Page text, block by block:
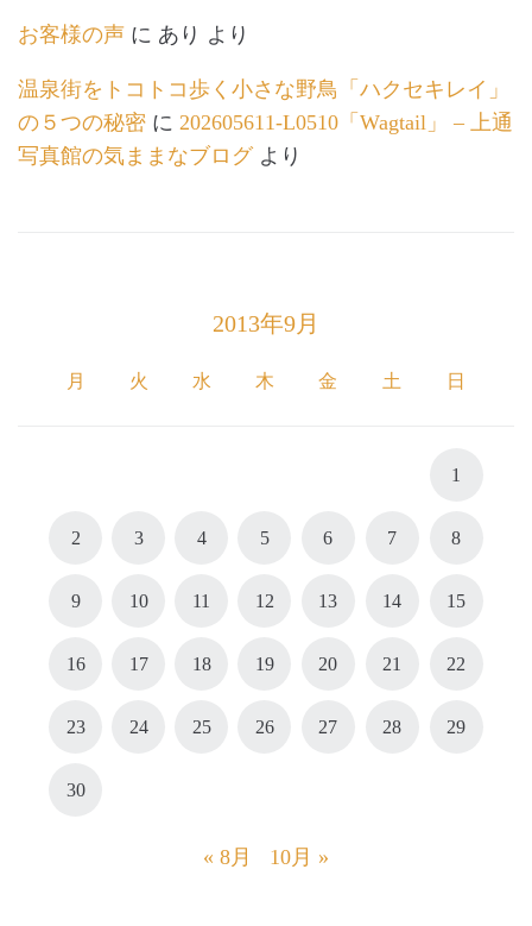
お客様の声 に あり より
温泉街をトコトコ歩く小さな野鳥「ハクセキレイ」
の５つの秘密 に 202605611-L0510「Wagtail」 – 上通
写真館の気ままなブログより
2013年9月
月 火 水 木 金 土 日
1
2 3 4 5 6 7 8
9 10 11 12 13 14 15
16 17 18 19 20 21 22
23 24 25 26 27 28 29
30
« 8月 10月 »